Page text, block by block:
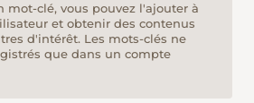
mot-clé, vous pouvez l'ajouter à
et obtenir des contenus
d'intérêt. Les mots-clés ne
que dans un compte